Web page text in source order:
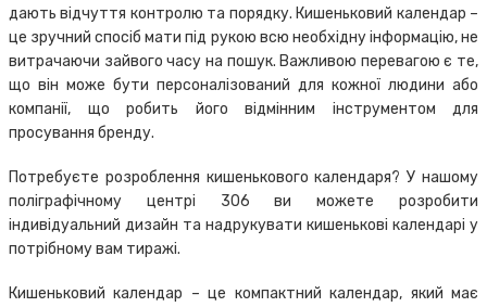
дають відчуття контролю та порядку. Кишеньковий календар –
це зручний спосіб мати під рукою всю необхідну інформацію, не
витрачаючи зайвого часу на пошук. Важливою перевагою є те,
що він може бути персоналізований для кожної людини або
компанії, що робить його відмінним інструментом для
просування бренду.
Потребуєте розроблення кишенькового календаря? У нашому
поліграфічному центрі 306 ви можете розробити
індивідуальний дизайн та надрукувати кишенькові календарі у
потрібному вам тиражі.
Кишеньковий календар – це компактний календар, який має